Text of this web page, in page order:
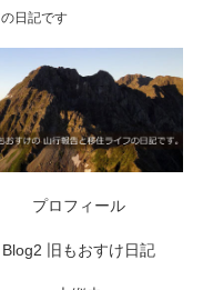
日記です
プロフィール
Blog2 旧もおすけ日記